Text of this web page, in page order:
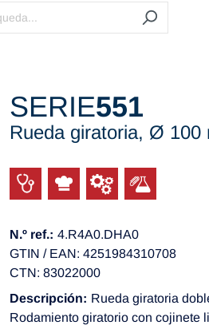
SERIE551
Rueda giratoria, Ø 100
N.º ref.: 4.R4A0.DHA0
GTIN / EAN: 4251984310708
CTN: 83022000
Descripción: Rueda giratoria
Rodamiento giratorio con cojinete